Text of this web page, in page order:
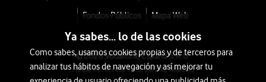
14.60
Fondos Públicos Mapa Web
© 2026 Vodafone España S.A.U.
Avda. América 115, 28042 Madrid
Ya sabes... lo de las cookies
Como sabes, usamos cookies propias y de terceros para
analizar tus hábitos de navegación y así mejorar tu